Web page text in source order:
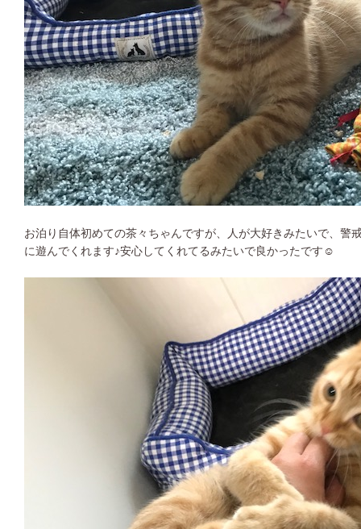
お泊り自体初めての茶々ちゃんですが、人が大好きみたいで、警
に遊んでくれます♪安心してくれてるみたいで良かったです☺